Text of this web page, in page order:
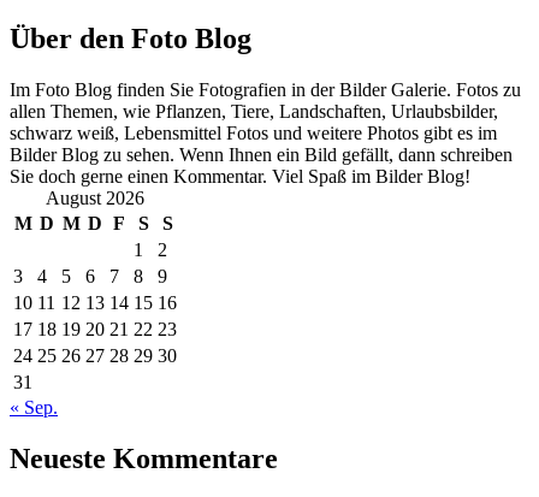
Über den Foto Blog
Im Foto Blog finden Sie Fotografien in der Bilder Galerie. Fotos zu
allen Themen, wie Pflanzen, Tiere, Landschaften, Urlaubsbilder,
schwarz weiß, Lebensmittel Fotos und weitere Photos gibt es im
Bilder Blog zu sehen. Wenn Ihnen ein Bild gefällt, dann schreiben
Sie doch gerne einen Kommentar. Viel Spaß im Bilder Blog!
August 2026
M D M D F S
S
1
2
3
4 5 6 7 8
9
10 11 12 13 14 15 16
17 18 19 20 21 22 23
24 25 26 27 28 29 30
31
« Sep.
Neueste Kommentare